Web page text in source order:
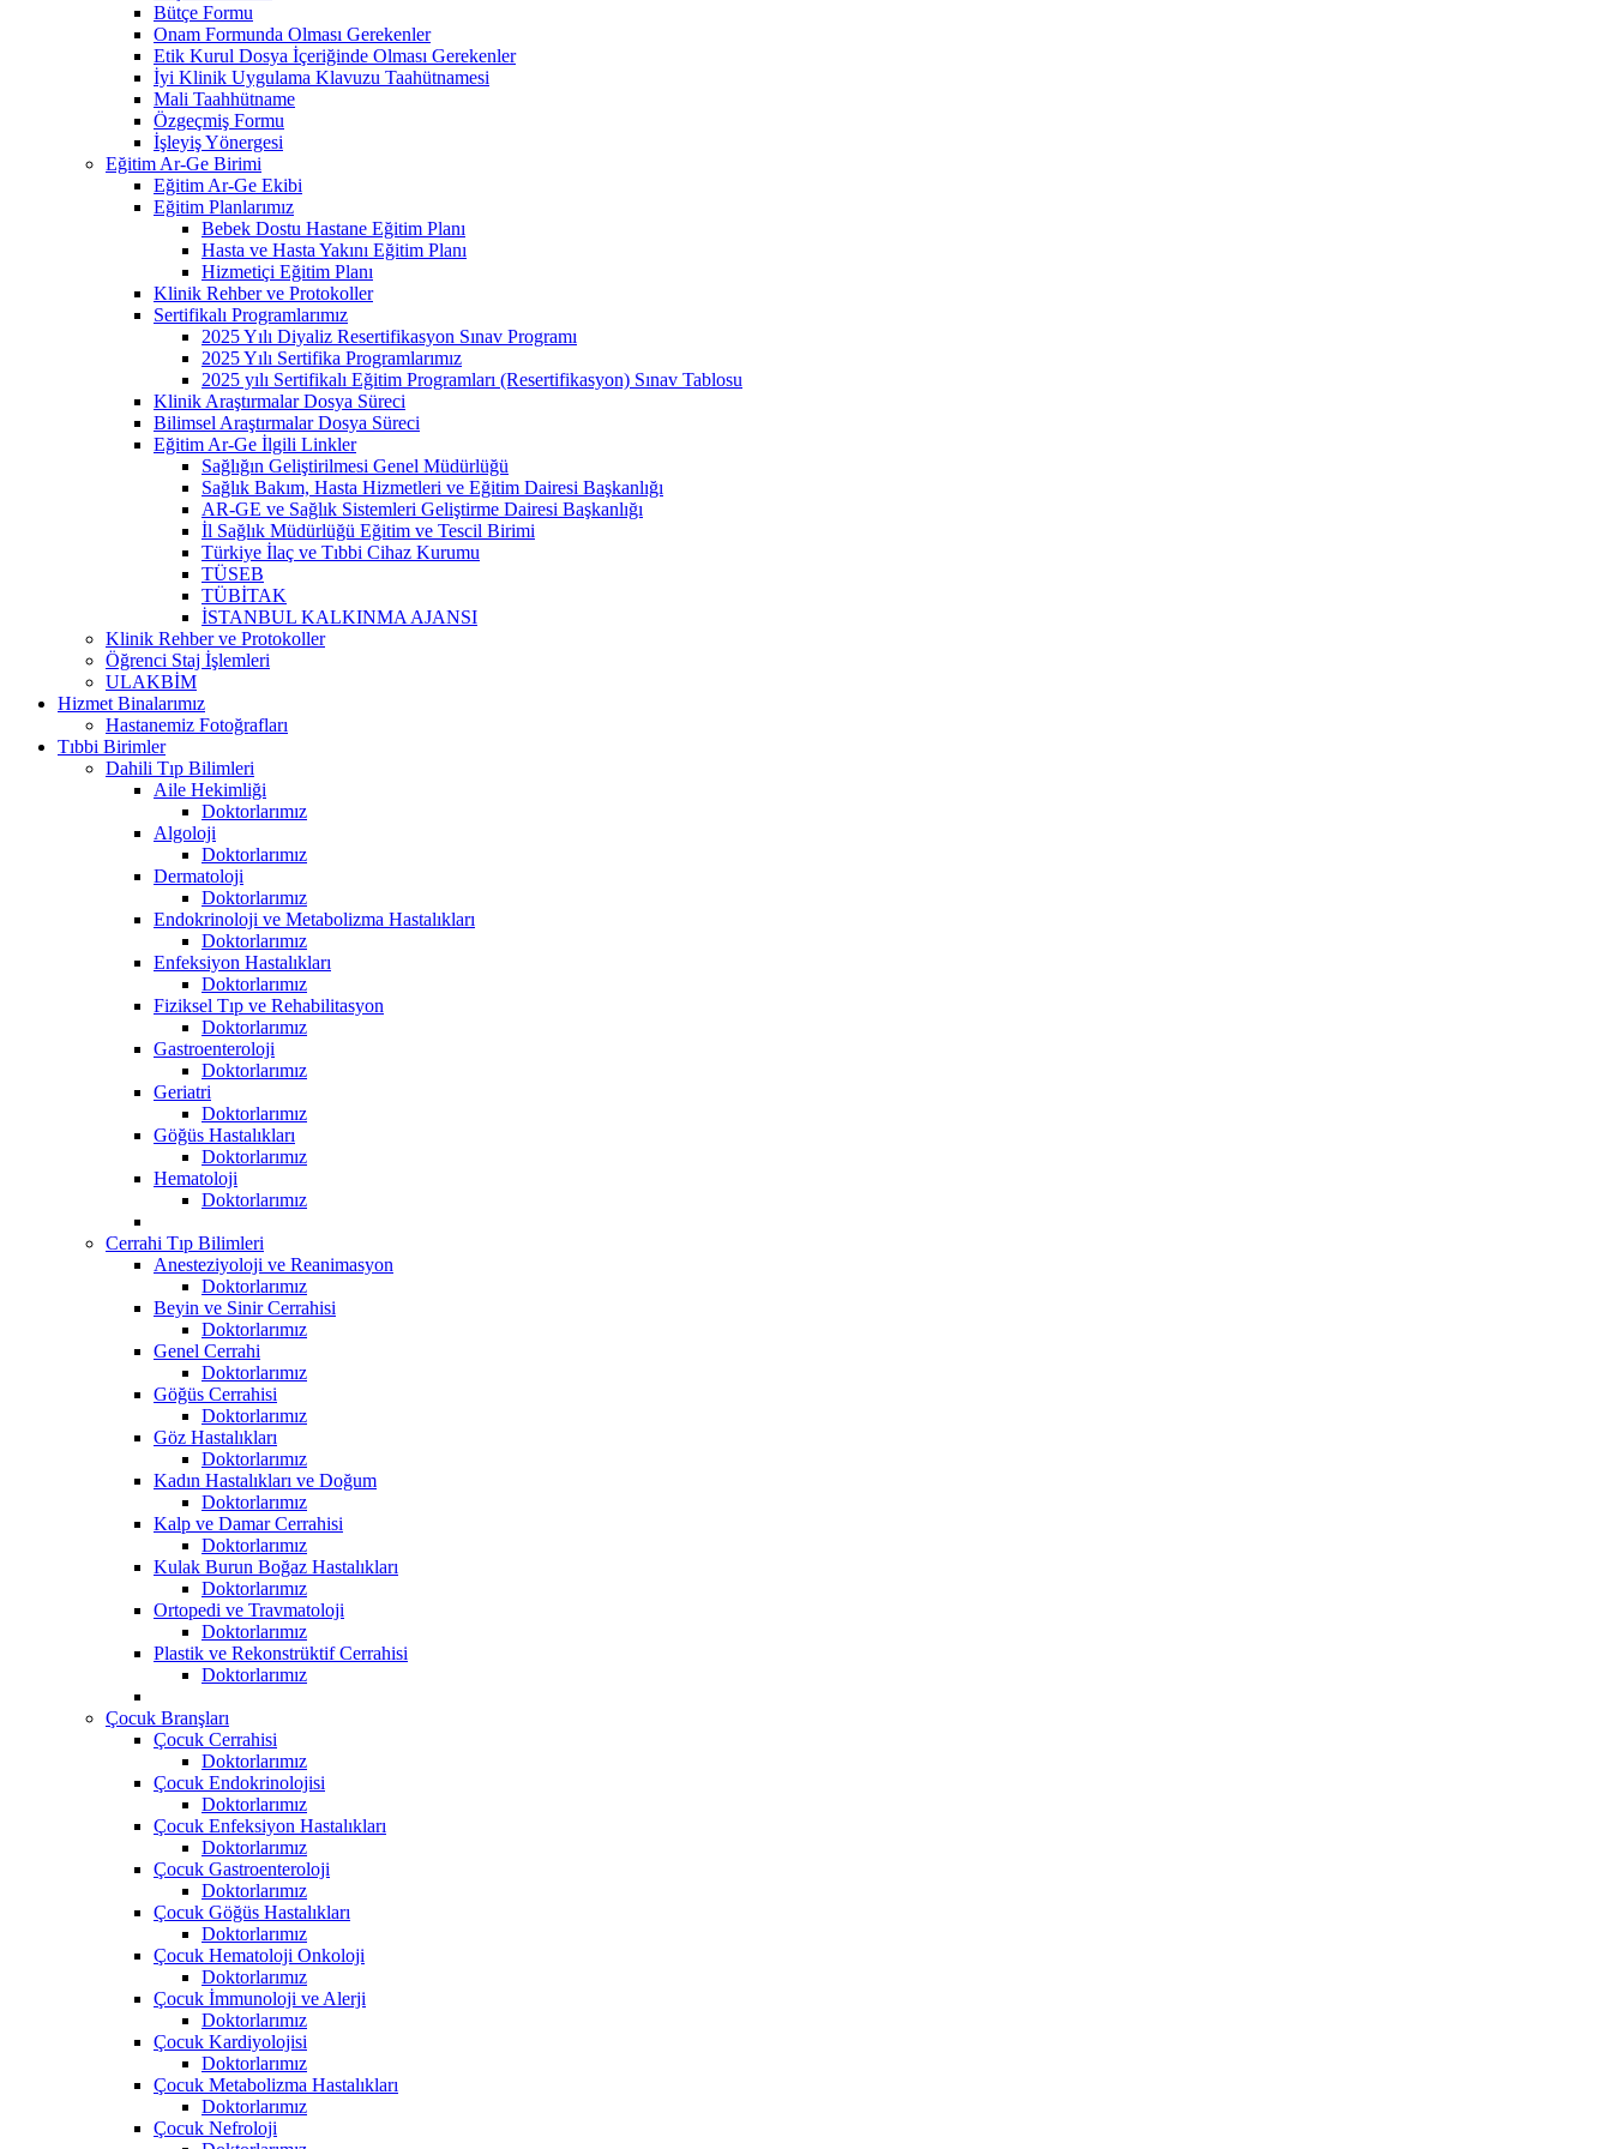
Bütçe Formu
Onam Formunda Olması Gerekenler
Etik Kurul Dosya İçeriğinde Olması Gerekenler
İyi Klinik Uygulama Klavuzu Taahütnamesi
Mali Taahhütname
Özgeçmiş Formu
İşleyiş Yönergesi
Eğitim Ar-Ge Birimi
Eğitim Ar-Ge Ekibi
Eğitim Planlarımız
Bebek Dostu Hastane Eğitim Planı
Hasta ve Hasta Yakını Eğitim Planı
Hizmetiçi Eğitim Planı
Klinik Rehber ve Protokoller
Sertifikalı Programlarımız
2025 Yılı Diyaliz Resertifikasyon Sınav Programı
2025 Yılı Sertifika Programlarımız
2025 yılı Sertifikalı Eğitim Programları (Resertifikasyon) Sınav Tablosu
Klinik Araştırmalar Dosya Süreci
Bilimsel Araştırmalar Dosya Süreci
Eğitim Ar-Ge İlgili Linkler
Sağlığın Geliştirilmesi Genel Müdürlüğü
Sağlık Bakım, Hasta Hizmetleri ve Eğitim Dairesi Başkanlığı
AR-GE ve Sağlık Sistemleri Geliştirme Dairesi Başkanlığı
İl Sağlık Müdürlüğü Eğitim ve Tescil Birimi
Türkiye İlaç ve Tıbbi Cihaz Kurumu
TÜSEB
TÜBİTAK
İSTANBUL KALKINMA AJANSI
Klinik Rehber ve Protokoller
Öğrenci Staj İşlemleri
ULAKBİM
Hizmet Binalarımız
Hastanemiz Fotoğrafları
Tıbbi Birimler
Dahili Tıp Bilimleri
Aile Hekimliği
Doktorlarımız
Algoloji
Doktorlarımız
Dermatoloji
Doktorlarımız
Endokrinoloji ve Metabolizma Hastalıkları
Doktorlarımız
Enfeksiyon Hastalıkları
Doktorlarımız
Fiziksel Tıp ve Rehabilitasyon
Doktorlarımız
Gastroenteroloji
Doktorlarımız
Geriatri
Doktorlarımız
Göğüs Hastalıkları
Doktorlarımız
Hematoloji
Doktorlarımız
Cerrahi Tıp Bilimleri
Anesteziyoloji ve Reanimasyon
Doktorlarımız
Beyin ve Sinir Cerrahisi
Doktorlarımız
Genel Cerrahi
Doktorlarımız
Göğüs Cerrahisi
Doktorlarımız
Göz Hastalıkları
Doktorlarımız
Kadın Hastalıkları ve Doğum
Doktorlarımız
Kalp ve Damar Cerrahisi
Doktorlarımız
Kulak Burun Boğaz Hastalıkları
Doktorlarımız
Ortopedi ve Travmatoloji
Doktorlarımız
Plastik ve Rekonstrüktif Cerrahisi
Doktorlarımız
Çocuk Branşları
Çocuk Cerrahisi
Doktorlarımız
Çocuk Endokrinolojisi
Doktorlarımız
Çocuk Enfeksiyon Hastalıkları
Doktorlarımız
Çocuk Gastroenteroloji
Doktorlarımız
Çocuk Göğüs Hastalıkları
Doktorlarımız
Çocuk Hematoloji Onkoloji
Doktorlarımız
Çocuk İmmunoloji ve Alerji
Doktorlarımız
Çocuk Kardiyolojisi
Doktorlarımız
Çocuk Metabolizma Hastalıkları
Doktorlarımız
Çocuk Nefroloji